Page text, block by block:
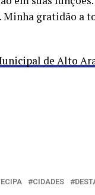
Minha gratidão a
de Alto
CIDADES